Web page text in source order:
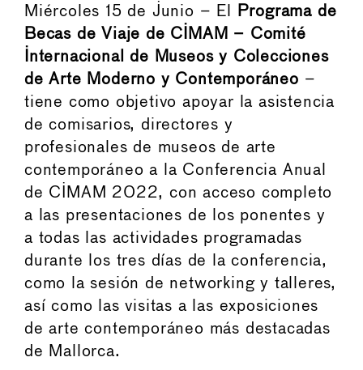
Miércoles 15 de Junio – El
Programa de
Becas de Viaje de CIMAM – Comité
Internacional de Museos y Colecciones
de Arte Moderno y Contemporáneo –
tiene como objetivo apoyar la asistencia
de comisarios, directores y
profesionales de museos de arte
contemporáneo a la Conferencia Anual
de CIMAM 2022, con acceso completo
a las presentaciones de los ponentes y
a todas las actividades programadas
durante los tres días de la conferencia,
como la sesión de networking y talleres,
así como las visitas a las exposiciones
de arte contemporáneo más destacadas
de Mallorca.